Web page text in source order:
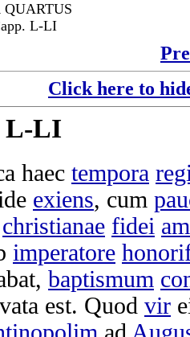
L-LI
Click here to
L-LI
haec tempora
exiens, cum
christianae fidei
imperatore
, baptismum
est. Quod vir